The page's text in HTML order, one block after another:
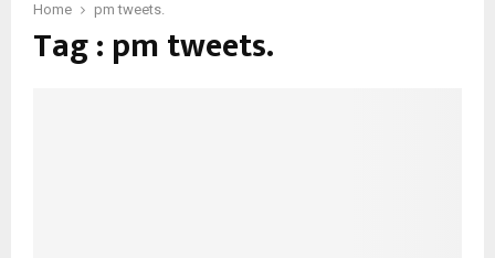
Home pm tweets.
Tag : pm tweets.